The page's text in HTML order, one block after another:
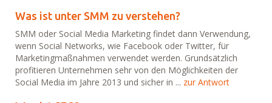
Was ist unter SMM zu verstehen?
SMM oder Social Media Marketing findet dann Verwendung,
wenn Social Networks, wie Facebook oder Twitter, für
Marketingmaßnahmen verwendet werden. Grundsätzlich
profitieren Unternehmen sehr von den Möglichkeiten der
Social Media im Jahre 2013 und sicher in ... zur Antwort